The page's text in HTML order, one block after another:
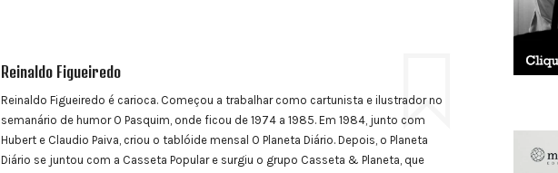
Reinaldo Figueiredo
Reinaldo Figueiredo é carioca. Começou a trabalhar como cartunista e ilustrador no
semanário de humor O Pasquim, onde ficou de 1974 a 1985. Em 1984, junto com
Hubert e Claudio Paiva, criou o tablóide mensal O Planeta Diário. Depois, o Planeta
Diário se juntou com a Casseta Popular e surgiu o grupo Casseta & Planeta, que